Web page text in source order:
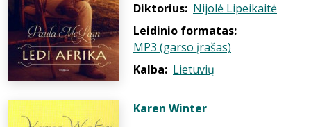
Diktorius: Nijolė Lipeikaitė
Leidinio formatas:
MP3 (garso įrašas)
Kalba: Lietuvių
Karen Winter